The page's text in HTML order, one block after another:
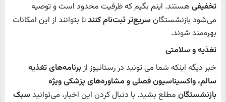
تخفیفیهستند. اینم بگیم که ظرفیت محدود است و توصیه
می‌شود بازنشستگان سریع‌تر ثبت‌نام کنندتا بتوانند از این امکانات
بهره‌مند شوند.
تغذیه و سلامتی
خبر دیگه اینکه شما می تونید در رستانیوز ازبرنامه‌های تغذیه
سالم، واکسیناسیون فصلی و مشاوره‌های پزشکی ویژه
بازنشستگان مطلع بشید. با دنبال کردن این اخبار، می‌توانید سبک